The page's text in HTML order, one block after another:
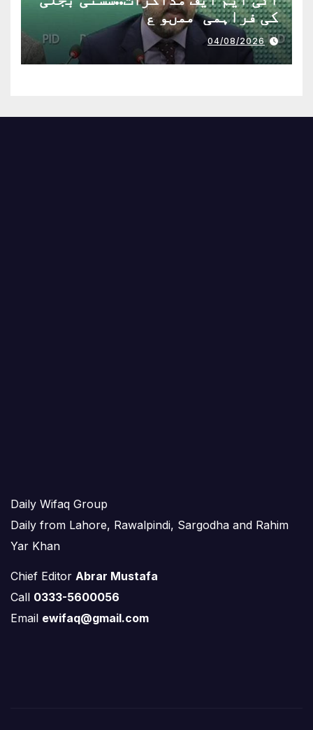
کی فراہمی ممںو ع
04/08/2026
Daily Wifaq Group
Daily from Lahore, Rawalpindi, Sargodha and Rahim
Yar Khan
Chief Editor Abrar Mustafa
Call 0333-5600056
Email ewifaq@gmail.com